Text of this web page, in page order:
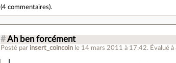
(4 commentaires).
# Ah ben forcément
Posté par insert_coincoin le 14 mars 2011 à 17:42. Évalué à